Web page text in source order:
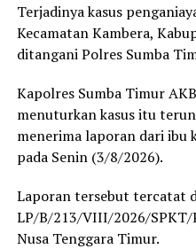
Terjadinya kasus
Kecamatan Kambera,
ditangani Polres Sumba
Kapolres Sumba Timur
menuturkan kasus itu
menerima laporan dari ibu
pada Senin (3/8/2026).
Laporan tersebut tercatat
LP/B/213/VIII/2026/SPKT/
Nusa Tenggara Timur.